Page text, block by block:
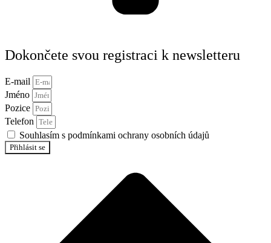
Dokončete svou registraci k newsletteru
E-mail
Jméno
Pozice
Telefon
Souhlasím s podmínkami ochrany osobních údajů
Přihlásit se